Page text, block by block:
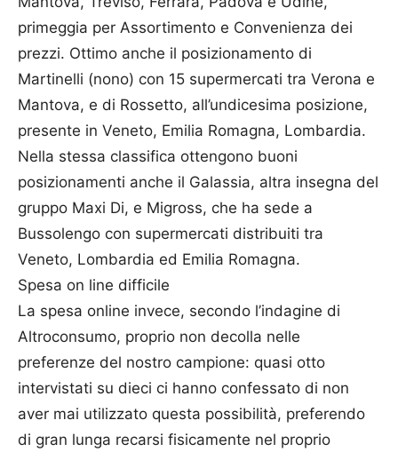
primeggia per Assortimento e Convenienza dei
prezzi. Ottimo anche il posizionamento di
Martinelli (nono) con 15 supermercati tra Verona e
Mantova, e di Rossetto, all’undicesima posizione,
presente in Veneto, Emilia Romagna, Lombardia.
Nella stessa classifica ottengono buoni
posizionamenti anche il Galassia, altra insegna del
gruppo Maxi Di, e Migross, che ha sede a
Bussolengo con supermercati distribuiti tra
Veneto, Lombardia ed Emilia Romagna.
Spesa on line difficile
La spesa online invece, secondo l’indagine di
Altroconsumo, proprio non decolla nelle
preferenze del nostro campione: quasi otto
intervistati su dieci ci hanno confessato di non
aver mai utilizzato questa possibilità, preferendo
di gran lunga recarsi fisicamente nel proprio